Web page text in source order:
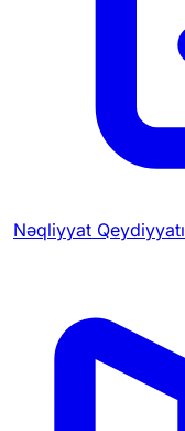
Nəqliyyat Qeydiyyatı